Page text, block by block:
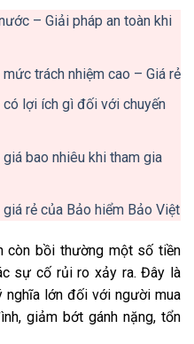
– Giải pháp an toàn khi
trách nhiệm cao – Giá rẻ
lợi ích gì đối với chuyến
bao nhiêu khi tham gia
rẻ của Bảo hiểm Bảo Việt
còn bồi thường một số tiền
sự cố rủi ro xảy ra. Đây là
nghĩa lớn đối với người mua
giảm bớt gánh nặng, tổn